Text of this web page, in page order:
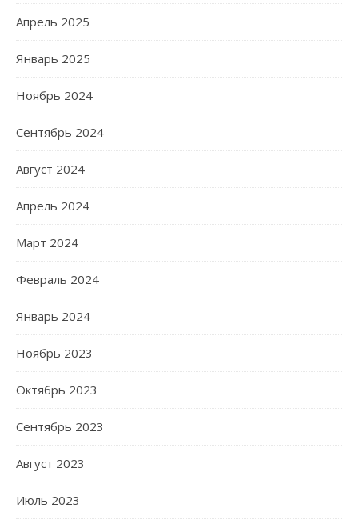
Апрель 2025
Январь 2025
Ноябрь 2024
Сентябрь 2024
Август 2024
Апрель 2024
Март 2024
Февраль 2024
Январь 2024
Ноябрь 2023
Октябрь 2023
Сентябрь 2023
Август 2023
Июль 2023